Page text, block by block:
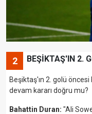
2 BEŞİKTAŞ'IN 2.
Beşiktaş'ın 2. golü
devam kararı doğru mu?
Bahattin Duran: "Ali